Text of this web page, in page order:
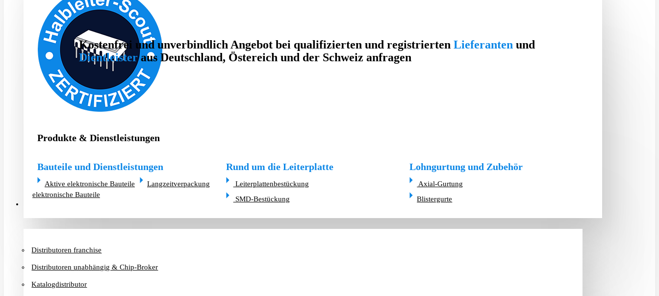
Kostenfrei und unverbindlich Angebot bei qualifizierten und registrierten Lieferanten und
Dientleisteraus Deutschland, Östereich und der Schweiz anfragen
Produkte & Dienstleistungen
Bauteile und Dienstleistungen
Aktive elektronische Bauteile
Langzeitverpackung
elektronische Bauteile
Rund um die Leiterplatte
Leiterplattenbestückung
SMD-Bestückung
Lohngurtung und Zubehör
Axial-Gurtung
Blistergurte
Distributoren franchise
Distributoren unabhängig & Chip-Broker
Katalogdistributor